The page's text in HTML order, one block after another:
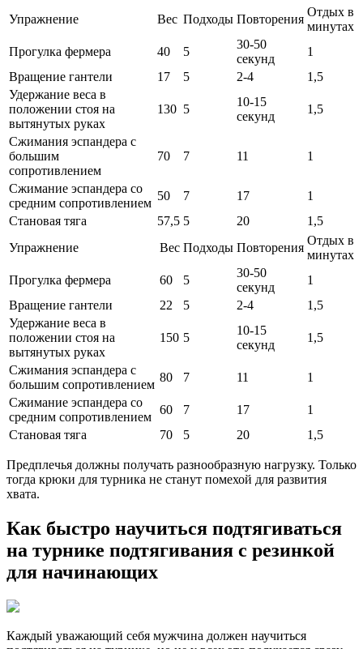
Упражнение
Вес Подходы Повторения
Отдых в
минутах
Прогулка фермера
40 5
30-50
секунд
1
Вращение гантели
17 5 2-4
1,5
Удержание веса в
положении стоя на
вытянутых руках
130 5
10-15
секунд
1,5
Сжимания эспандера с
большим
сопротивлением
70 7 11 1
Сжимание эспандера со
средним сопротивлением
50 7 17
1
Становая тяга
57,5 5 20
1,5
Упражнение
Вес Подходы Повторения
Отдых в
минутах
Прогулка фермера
60 5
30-50
секунд
1
Вращение гантели
22 5 2-4
1,5
Удержание веса в
положении стоя на
вытянутых руках
150 5
10-15
секунд
1,5
Сжимания эспандера с
большим сопротивлением
80 7 11
1
Сжимание эспандера со
средним сопротивлением
60 7 17
1
Становая тяга
70 5 20 1,5
Предплечья должны получать разнообразную нагрузку. Только
тогда крюки для турника не станут помехой для развития
хвата.
Как быстро научиться подтягиваться
на турнике подтягивания с резинкой
для начинающих
Каждый уважающий себя мужчина должен научиться